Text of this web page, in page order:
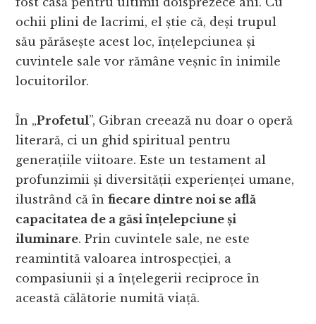
ochii plini de lacrimi, el știe că, deși trupul
său părăsește acest loc, înțelepciunea și
cuvintele sale vor rămâne veșnic în inimile
locuitorilor.
În „Profetul”, Gibran creează nu doar o operă
literară, ci un ghid spiritual pentru
generațiile viitoare. Este un testament al
profunzimii și diversității experienței umane,
ilustrând că înfiecare dintre noi se află
capacitatea de a găsi înțelepciune și
iluminare. Prin cuvintele sale, ne este
reamintită valoarea introspecției, a
compasiunii și a înțelegerii reciproce în
această călătorie numită viață.